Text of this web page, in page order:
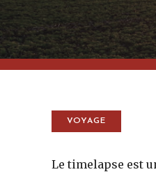
VOYAGE
Le timelapse est